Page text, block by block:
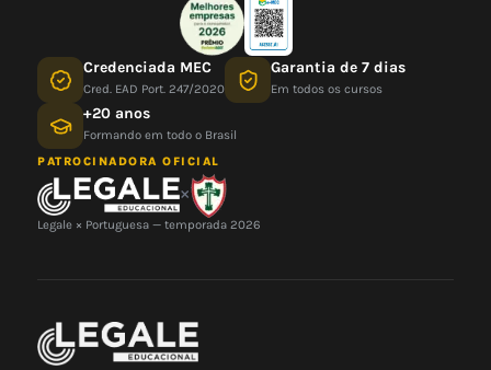
Credenciada MEC
Cred. EAD Port. 247/2020
Garantia de 7 dias
Em todos os cursos
+20 anos
Formando em todo o Brasil
PATROCINADORA OFICIAL
×
Legale × Portuguesa — temporada 2026